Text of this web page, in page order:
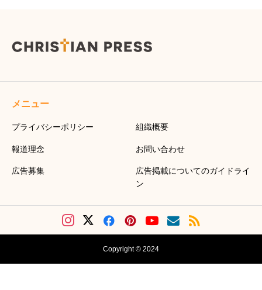
メニュー
プライバシーポリシー 組織概要
報道理念 お問い合わせ
広告募集
広告掲載についてのガイドライ
ン
Copyright © 2024